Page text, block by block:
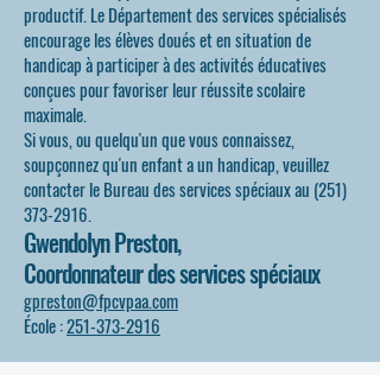
productif. Le Département des services spécialisés
encourage les élèves doués et en situation de
handicap à participer à des activités éducatives
conçues pour favoriser leur réussite scolaire
maximale.
Si vous, ou quelqu'un que vous connaissez,
soupçonnez qu'un enfant a un handicap, veuillez
contacter le Bureau des services spéciaux au (251)
373-2916.
Gwendolyn Preston,
Coordonnateur des services spéciaux
gpreston@fpcvpaa.com
École :251-373-2916